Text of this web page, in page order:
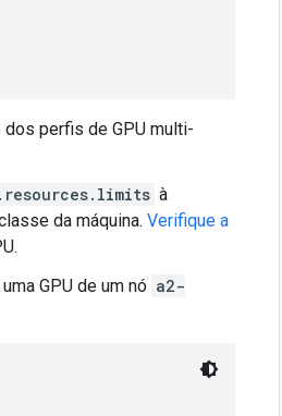
perfis de GPU multi-
à
da máquina. Verifique a
GPU de um nó a2-